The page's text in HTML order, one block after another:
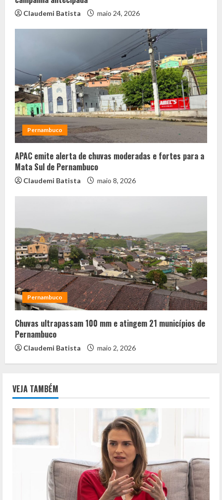
Claudemi Batista maio 24, 2026
Pernambuco
APAC emite alerta de chuvas moderadas e fortes para a
Mata Sul de Pernambuco
Claudemi Batista maio 8, 2026
Pernambuco
Chuvas ultrapassam 100 mm e atingem 21 municípios de
Pernambuco
Claudemi Batista maio 2, 2026
VEJA TAMBÉM